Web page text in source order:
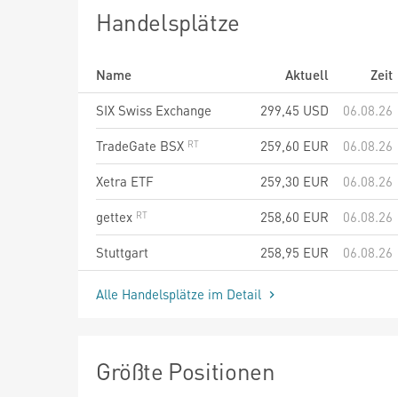
Handelsplätze
Name Aktuell
Zeit
SIX Swiss Exchange
299,45 USD
06.08.26
TradeGate BSX
259,60 EUR
06.08.26
Xetra ETF
259,30 EUR
06.08.26
gettex
258,60 EUR
06.08.26
Stuttgart
258,95 EUR 06.08.26
Alle Handelsplätze im Detail
Größte Positionen